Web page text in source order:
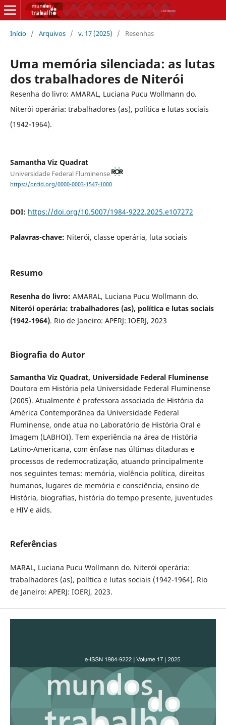
Início / Arquivos / v. 17 (2025) / Resenhas
Uma memória silenciada: as lutas
dos trabalhadores de Niterói
Resenha do livro: AMARAL, Luciana Pucu Wollmann do.
Niterói operária: trabalhadores (as), política e lutas sociais
(1942-1964).
Samantha Viz Quadrat
Universidade Federal Fluminense
https://orcid.org/0000-0003-1547-1000
DOI: https://doi.org/10.5007/1984-9222.2025.e107272
Palavras-chave: Niterói, classe operária, luta sociais
Resumo
Resenha do livro: AMARAL, Luciana Pucu Wollmann do.
Niterói operária: trabalhadores (as), política e lutas sociais
(1942-1964). Rio de Janeiro: APERJ: IOERJ, 2023
Biografia do Autor
Samantha Viz Quadrat, Universidade Federal Fluminense
Doutora em História pela Universidade Federal Fluminense
(2005). Atualmente é professora associada de História da
América Contemporânea da Universidade Federal
Fluminense, onde atua no Laboratório de História Oral e
Imagem (LABHOI). Tem experiência na área de História
Latino-Americana, com ênfase nas últimas ditaduras e
processos de redemocratização, atuando principalmente
nos seguintes temas: memória, violência política, direitos
humanos, lugares de memória e consciência, ensino de
História, biografias, história do tempo presente, juventudes
e HIV e aids.
Referências
MARAL, Luciana Pucu Wollmann do. Niterói operária:
trabalhadores (as), política e lutas sociais (1942-1964). Rio
de Janeiro: APERJ: IOERJ, 2023.